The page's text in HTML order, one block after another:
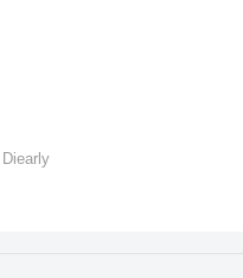
Diearly